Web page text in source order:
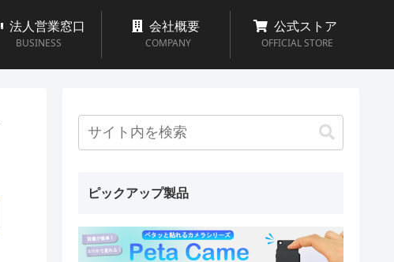
法人営業窓口
BUSINESS
会社概要
COMPANY
公式ストア
OFFICIAL STORE
ピックアップ製品